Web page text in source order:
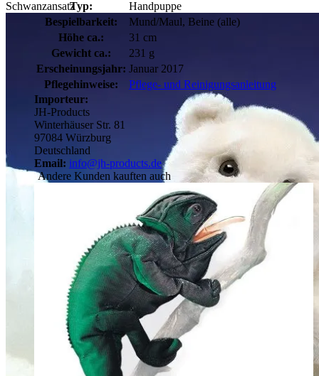
SchwanzansatzTyp:
Handpuppe
Bespielbarkeit:
Mund/Maul, Beine (alle)
Höhe ca.:
31 cm
Gewicht ca.:
231 g
Erscheinungsjahr: Januar 2017
Pflegehinweise:
Pflege- und Reinigungsanleitung
Importeur:
JH-Products
Winterhäuser Str. 81
97084 Würzburg
Deutschland
Email: info@jh-products.de
Andere Kunden kauften auch